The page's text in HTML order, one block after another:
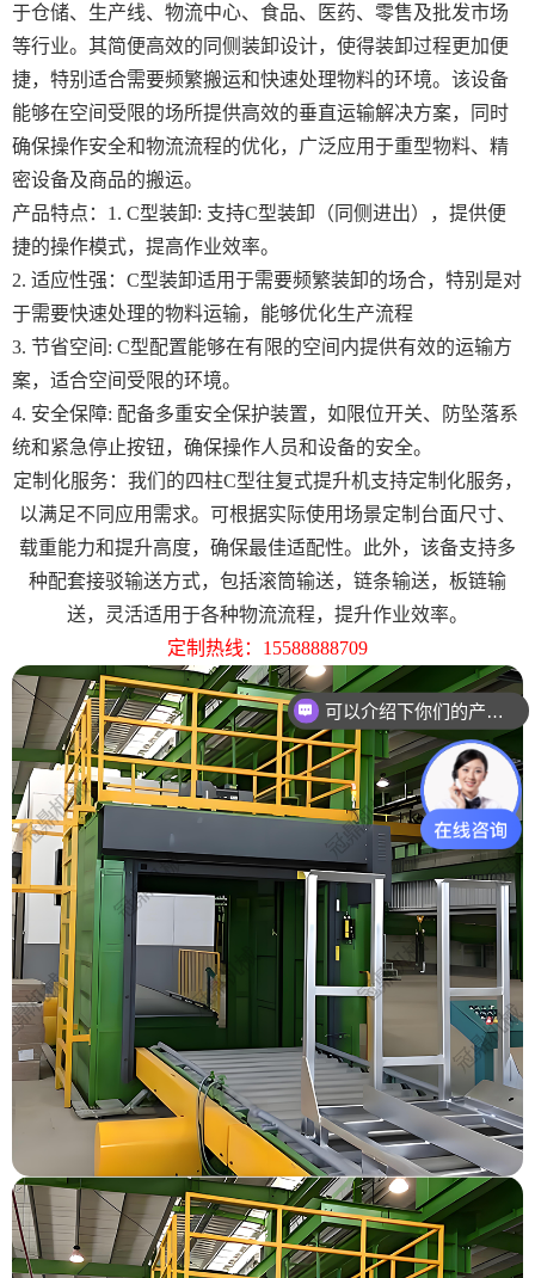
于仓储、生产线、物流中心、食品、医药、零售及批发市场
等行业。其简便高效的同侧装卸设计，使得装卸过程更加便
捷，特别适合需要频繁搬运和快速处理物料的环境。该设备
能够在空间受限的场所提供高效的垂直运输解决方案，同时
确保操作安全和物流流程的优化，广泛应用于重型物料、精
密设备及商品的搬运。
产品特点：1. C型装卸: 支持C型装卸（同侧进出），提供便
捷的操作模式，提高作业效率。
2. 适应性强：C型装卸适用于需要频繁装卸的场合，特别是对
于需要快速处理的物料运输，能够优化生产流程
3. 节省空间: C型配置能够在有限的空间内提供有效的运输方
案，适合空间受限的环境。
4. 安全保障: 配备多重安全保护装置，如限位开关、防坠落系
统和紧急停止按钮，确保操作人员和设备的安全。
定制化服务：我们的四柱C型往复式提升机支持定制化服务，
以满足不同应用需求。可根据实际使用场景定制台面尺寸、
载重能力和提升高度，确保最佳适配性。此外，该备支持多
种配套接驳输送方式，包括滚筒输送，链条输送，板链输
送，灵活适用于各种物流流程，提升作业效率。
定制热线：15588888709